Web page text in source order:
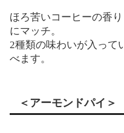
ほろ苦いコーヒーの香
にマッチ。
2種類の味わいが入って
べます。
＜アーモンドパイ＞